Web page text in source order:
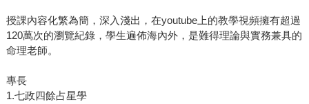
授課內容化繁為簡，深入淺出，在youtube上的教學視頻擁有超過
120萬次的瀏覽紀錄，學生遍佈海內外，是難得理論與實務兼具的
命理老師。
專長
1.七政四餘占星學